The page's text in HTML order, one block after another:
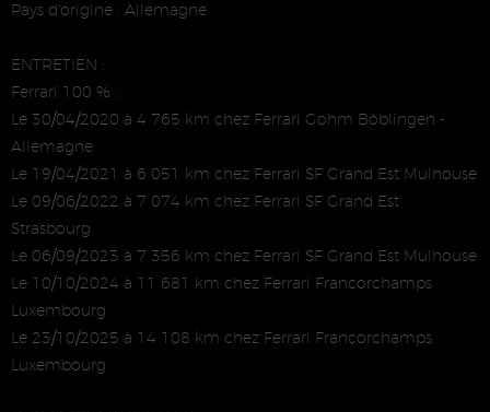
Pays d'origine : Allemagne
ENTRETIEN :
Ferrari 100 % :
Le 30/04/2020 à 4 765 km chez Ferrari Gohm Böblingen -
Allemagne
Le 19/04/2021 à 6 051 km chez Ferrari SF Grand Est Mulhouse
Le 09/06/2022 à 7 074 km chez Ferrari SF Grand Est
Strasbourg
Le 06/09/2023 à 7 356 km chez Ferrari SF Grand Est Mulhouse
Le 10/10/2024 à 11 681 km chez Ferrari Francorchamps
Luxembourg
Le 23/10/2025 à 14 108 km chez Ferrari Francorchamps
Luxembourg